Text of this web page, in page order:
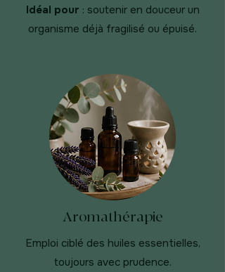
Idéal pour : soutenir en douceur un
organisme déjà fragilisé ou épuisé.
Aromathérapie
Emploi ciblé des huiles essentielles,
toujours avec prudence.